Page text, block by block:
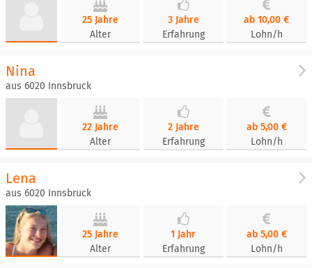
25 Jahre
Alter
3 Jahre
Erfahrung
ab 10,00 €
Lohn/h
Nina
aus 6020 Innsbruck
22 Jahre
Alter
2 Jahre
Erfahrung
ab 5,00 €
Lohn/h
Lena
aus 6020 Innsbruck
25 Jahre
Alter
1 Jahr
Erfahrung
ab 5,00 €
Lohn/h